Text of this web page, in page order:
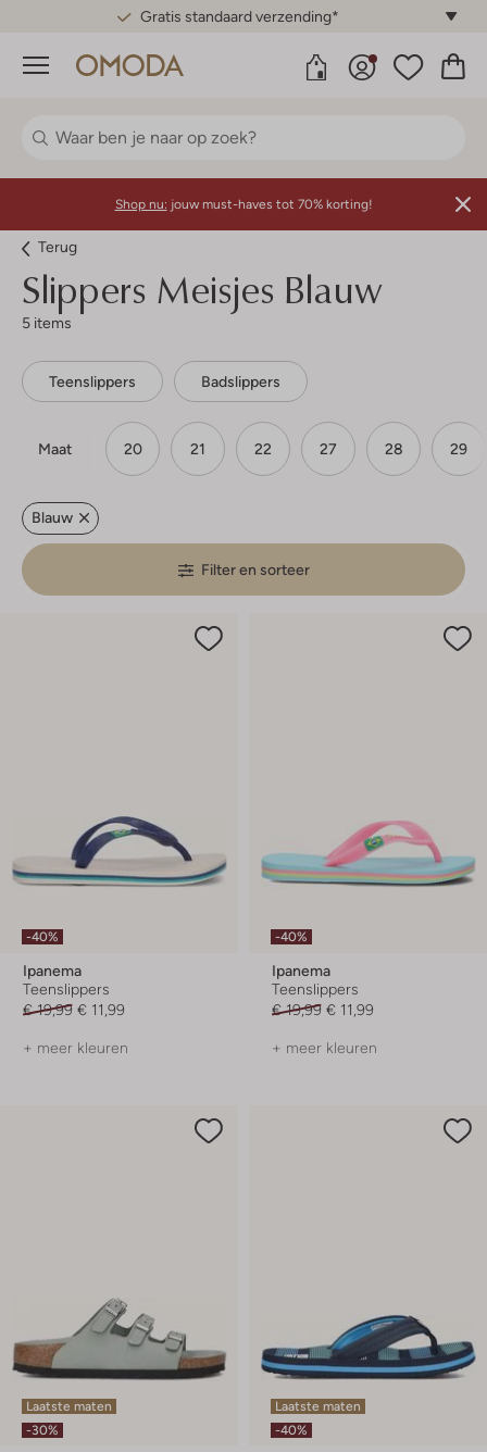
Gratis standaard verzending*
Menu
Shop nu: jouw must-haves tot 70% korting!
Terug
Slippers Meisjes Blauw
5 items
Teenslippers Badslippers
Maat 20 21 22 27 28 29
Blauw
Filter en sorteer
-40%
Ipanema
Teenslippers
€ 19,99 € 11,99
+ meer kleuren
-40%
Ipanema
Teenslippers
€ 19,99 € 11,99
+ meer kleuren
Laatste maten
-30%
Laatste maten
-40%